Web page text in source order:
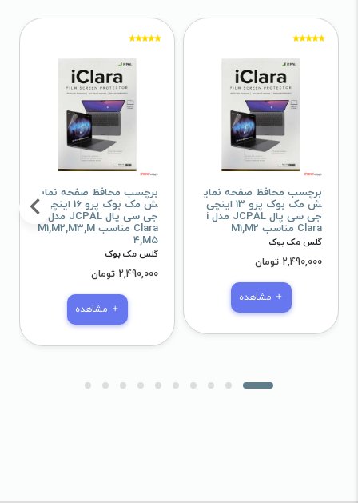
برچسب محافظ صفحه نمای
ش مک بوک پرو 13 اینچی
جی سی پال JCPAL مدل i
Clara مناسب M1,M2
گلس مک بوک
2,490,000 تومان
مشاهده
برچسب محافظ صفحه نمای
ش مک بوک پرو 16 اینچی
Clara مناسب M1,M2,M3,M
4,M5
گلس مک بوک
2,490,000 تومان
مشاهده